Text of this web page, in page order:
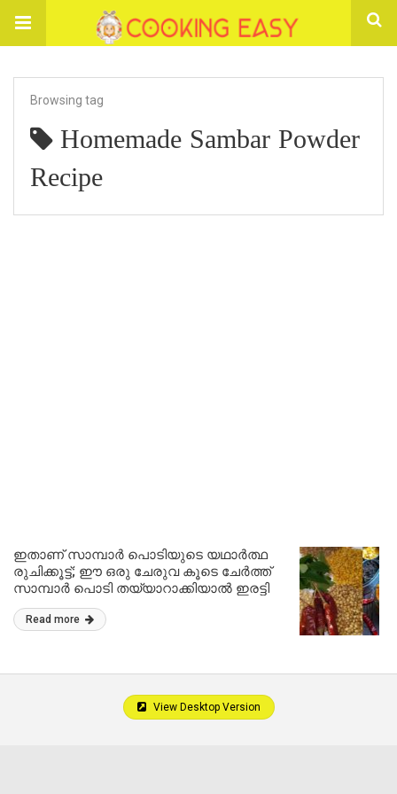
Browsing tag
Homemade Sambar Powder
Recipe
ഇതാണ് സാമ്പാർ പൊടിയുടെ യഥാർത്ഥ
രുചിക്കൂട്ട്; ഈ ഒരു ചേരുവ കൂടെ ചേർത്ത്
സാമ്പാർ പൊടി തയ്യാറാക്കിയാൽ ഇരട്ടി
രുചിയാകും!! Homemade Sambar Powder
Recipe
Read more
View Desktop Version